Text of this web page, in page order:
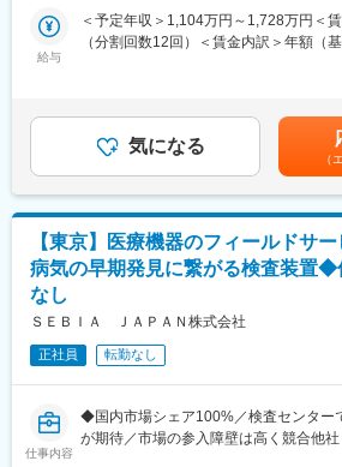
ど、より経営に近い立場で事業変革をリ
しています。
・メンバー3名
・派遣社員2名
※今回採用する方には5名規模のマネジ
■ポジションの魅力：
世界トップクラスの診断機器メーカーに
刷新という大規模変革に中核メンバーと
ら、データを軸とした組織改革を主導で
す。
変更の範囲：会社の定める業務
スペイン本社やグループ会社（米国・
ます。
・製品苦情に関する結果・結論の顧客
・標準作業手順書(SOP)の作成・承認
・製品および流通活動に必要な許認可
・社内外の監査（保健当局による査察を
・毒物劇物取扱責任者および特別管理産
務
・スペイン本社やグループ会社（米国・
ながら業務を推進します。
給与
＜予定年収＞1,104万円～1,728万円＜
（分割回数12回）＜賃金内訳＞年額（
選考を通じて上下する可能性がありま
含めた表記です。
気になる
（
【東京】医療機器のフィールドサ
病気の早期発見に繋がる検査装置◆
なし
ＳＥＢＩＡ ＪＡＰＡＮ株式会社
正社員 転勤なし
仕事内容
◆国内市場シェア100%／検査センター
が期待／市場の参入障壁は高く競合他